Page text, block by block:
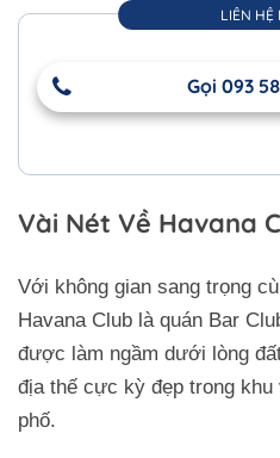
LIÊN HỆ
Gọi 093
Vài Nét Về Havana
Với không gian sang trọng
Havana Club là quán Bar
được làm ngầm dưới lòng
địa thế cực kỳ đẹp trong
phố.